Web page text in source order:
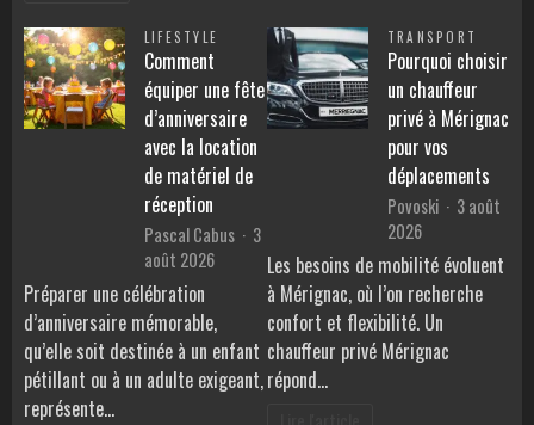
LIFESTYLE
Comment
équiper une fête
d’anniversaire
avec la location
de matériel de
réception
Pascal Cabus
3
août 2026
Préparer une célébration
d’anniversaire mémorable,
qu’elle soit destinée à un enfant
pétillant ou à un adulte exigeant,
représente…
TRANSPORT
Pourquoi choisir
un chauffeur
privé à Mérignac
pour vos
déplacements
Povoski
3 août
2026
Les besoins de mobilité évoluent
à Mérignac, où l’on recherche
confort et flexibilité. Un
chauffeur privé Mérignac
répond…